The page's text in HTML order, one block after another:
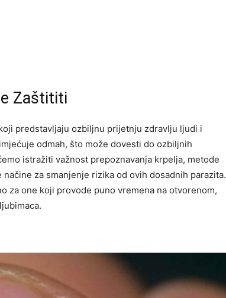
Zaštititi
predstavljaju ozbiljnu prijetnju zdravlju ljudi i
odmah, što može dovesti do ozbiljnih
istražiti važnost prepoznavanja krpelja, metode
za smanjenje rizika od ovih dosadnih parazita.
za one koji provode puno vremena na otvorenom,